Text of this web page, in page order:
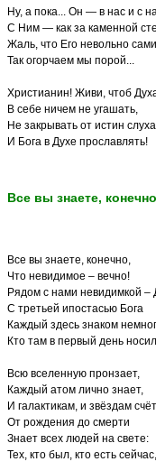
Ну, а пока... Он — в нас и с
С Ним — как за каменной
Жаль, что Его невольно сами
Так огорчаем мы порой...
Христианин! Живи, чтоб
В себе ничем не угашать,
Не закрывать от истин слуха
И Бога в Духе прославлять!
Все вы знаете, конечно
Все вы знаете, конечно,
Что невидимое – вечно!
Рядом с нами невидимкой –
С третьей ипостасью Бога
Каждый здесь знаком
Кто там в первый день
Всю вселенную пронзает,
Каждый атом лично знает,
И галактикам, и звёздам
От рождения до смерти
Знает всех людей на свете:
Тех, кто был, кто есть